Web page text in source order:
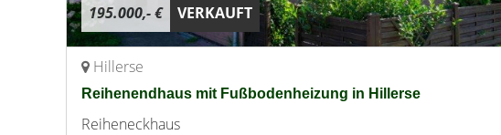
195.000,- € VERKAUFT
Hillerse
Reihenendhaus mit Fußbodenheizung in Hillerse
Reiheneckhaus